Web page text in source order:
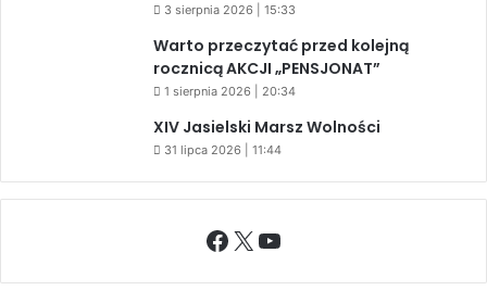
3 sierpnia 2026 | 15:33
Warto przeczytać przed kolejną
rocznicą AKCJI „PENSJONAT”
1 sierpnia 2026 | 20:34
XIV Jasielski Marsz Wolności
31 lipca 2026 | 11:44
Facebook
X YouTube